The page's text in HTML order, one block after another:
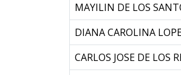
MAYILIN DE LOS
DIANA CAROLINA
CARLOS JOSE DE LOS